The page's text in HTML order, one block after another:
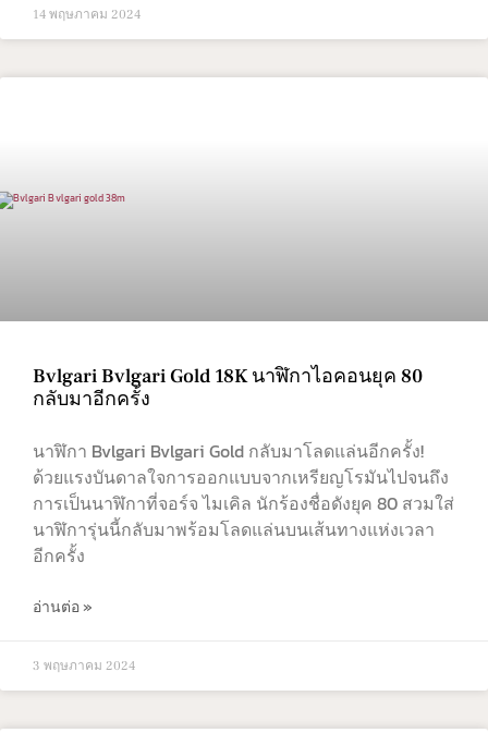
14 พฤษภาคม 2024
Bvlgari Bvlgari Gold 18K นาฬิกาไอคอนยุค 80
กลับมาอีกครั้ง
นาฬิกา Bvlgari Bvlgari Gold กลับมาโลดแล่นอีกครั้ง!
ด้วยแรงบันดาลใจการออกแบบจากเหรียญโรมันไปจนถึง
การเป็นนาฬิกาที่จอร์จ ไมเคิล นักร้องชื่อดังยุค 80 สวมใส่
นาฬิการุ่นนี้กลับมาพร้อมโลดแล่นบนเส้นทางแห่งเวลา
อีกครั้ง
อ่านต่อ »
3 พฤษภาคม 2024